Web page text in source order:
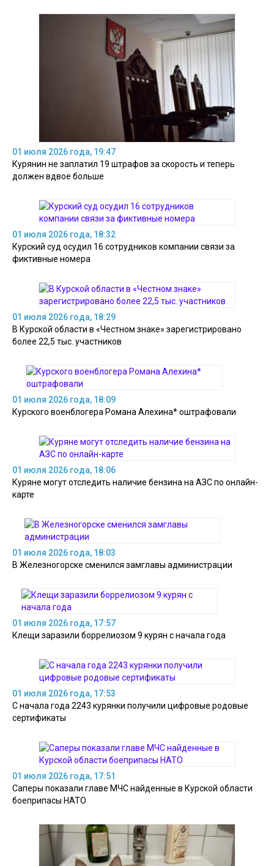
01 июля 2026 года, 19:47
Курянин не заплатил 19 штрафов за скорость и теперь
должен вдвое больше
01 июля 2026 года, 18:32
Курский суд осудил 16 сотрудников компании связи за
фиктивные номера
01 июля 2026 года, 18:29
В Курской области в «Честном знаке» зарегистрировано
более 22,5 тыс. участников
01 июля 2026 года, 18:09
Курского военблогера Романа Алехина* оштрафовали
01 июля 2026 года, 18:06
Куряне могут отследить наличие бензина на АЗС по онлайн-
карте
01 июля 2026 года, 18:03
В Железногорске сменился замглавы администрации
01 июля 2026 года, 17:57
Клещи заразили боррелиозом 9 курян с начала года
01 июля 2026 года, 17:53
С начала года 2243 курянки получили цифровые родовые
сертификаты
01 июля 2026 года, 17:51
Саперы показали главе МЧС найденные в Курской области
боеприпасы НАТО